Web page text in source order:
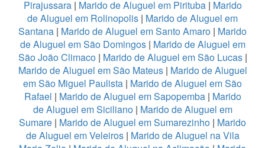
Pirajussara| Marido de Aluguel em Pirituba| Marido
de Aluguel em Rolinopolis | Marido de Aluguel em
Santana | Marido de Aluguel em Santo Amaro | Marido
de Aluguel em São Domingos| Marido de Aluguel em
São João Climaco| Marido de Aluguel em São Lucas|
Marido de Aluguel em São Mateus | Marido de Aluguel
em São Miguel Paulista | Marido de Aluguel em São
Rafael | Marido de Aluguel em Sapopemba | Marido
de Aluguel em Siciliano| Marido de Aluguel em
Sumare | Marido de Aluguel em Sumarezinho | Marido
de Aluguel em Veleiros| Marido de Aluguel na Vila